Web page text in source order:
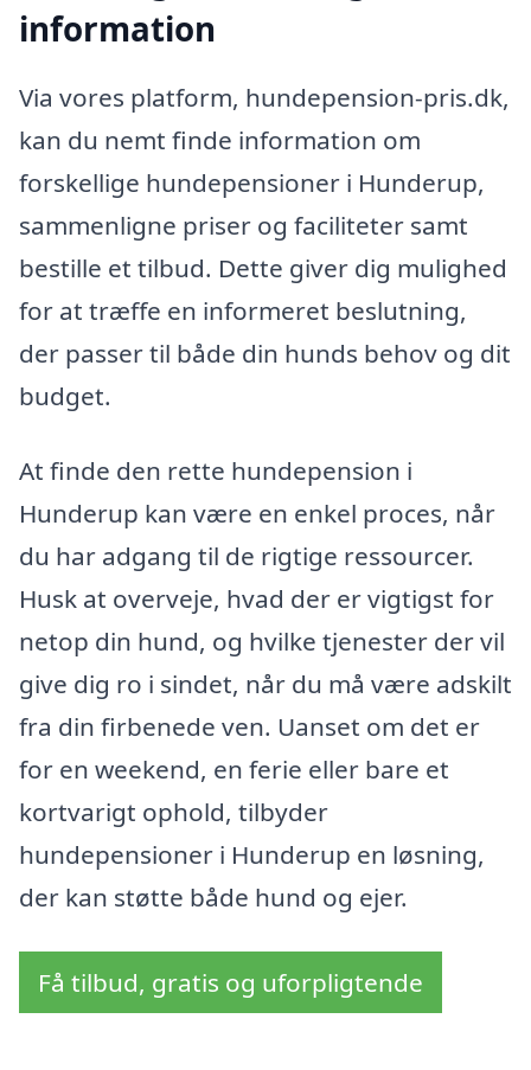
information
Via vores platform, hundepension-pris.dk,
kan du nemt finde information om
forskellige hundepensioner i Hunderup,
sammenligne priser og faciliteter samt
bestille et tilbud. Dette giver dig mulighed
for at træffe en informeret beslutning,
der passer til både din hunds behov og dit
budget.
At finde den rette hundepension i
Hunderup kan være en enkel proces, når
du har adgang til de rigtige ressourcer.
Husk at overveje, hvad der er vigtigst for
netop din hund, og hvilke tjenester der vil
give dig ro i sindet, når du må være adskilt
fra din firbenede ven. Uanset om det er
for en weekend, en ferie eller bare et
kortvarigt ophold, tilbyder
hundepensioner i Hunderup en løsning,
der kan støtte både hund og ejer.
Få tilbud, gratis og uforpligtende